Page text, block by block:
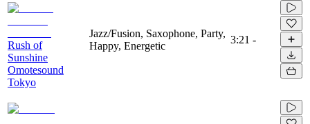
Rush of
Sunshine
Omotesound
Tokyo
Jazz/Fusion, Saxophone, Party,
Happy, Energetic
3:21 -